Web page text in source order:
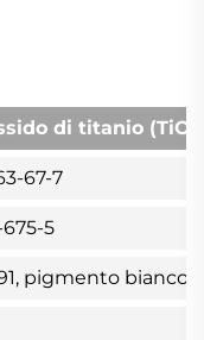
di titanio
67-7
5
pigmento bianco